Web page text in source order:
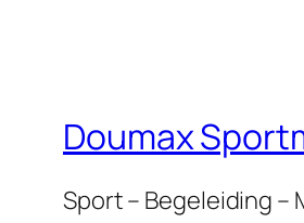
Doumax
Sport – Begeleiding –